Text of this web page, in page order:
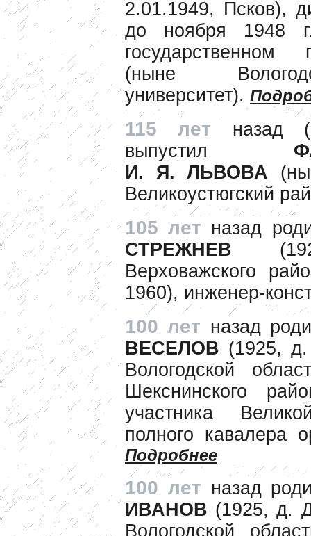
2.01.1949, Псков),
до ноября 1948
государственном
(ныне
университет).
115 лет назад
выпустил
И. Я. ЛЬВОВА
Великоустюгский
105 лет назад
СТРЕЖНЕВ
Верховажского
1960), инженер-
100 лет назад
ВЕСЕЛОВ (1925, д.
Вологодской
Шекснинского
участника
полного кавалера
Подробнее
100 лет назад
ИВАНОВ (1925, д.
Вологодской